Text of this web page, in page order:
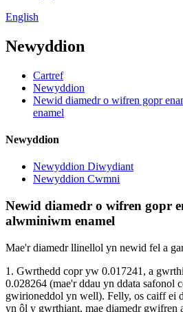
English
Newyddion
Cartref
Newyddion
Newid diamedr o wifren gopr
enamel
Newyddion
Newyddion Diwydiant
Newyddion Cwmni
Newid diamedr o wifren gopr
alwminiwm enamel
Mae'r diamedr llinellol yn newid fel a
1. Gwrthedd copr yw 0.017241, a
0.028264 (mae'r ddau yn ddata safonol
gwirioneddol yn well). Felly, os caiff ei
yn ôl y gwrthiant, mae diamedr gwifren